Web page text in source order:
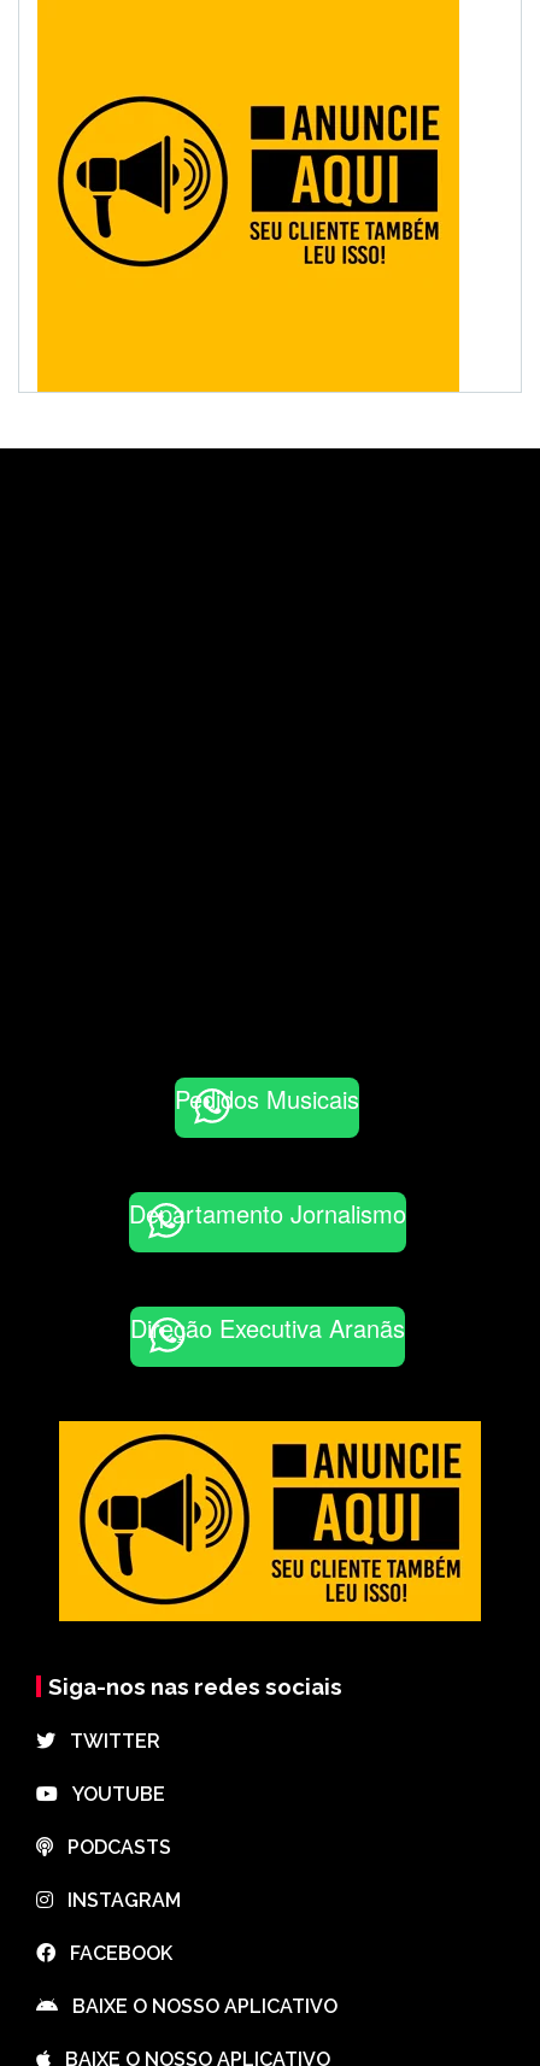
Pedidos Musicais
Departamento Jornalismo
Direção Executiva Aranãs
Siga-nos nas redes sociais
⠀TWITTER
⠀YOUTUBE
⠀PODCASTS
⠀INSTAGRAM
⠀FACEBOOK
⠀BAIXE O NOSSO APLICATIVO
⠀BAIXE O NOSSO APLICATIVO